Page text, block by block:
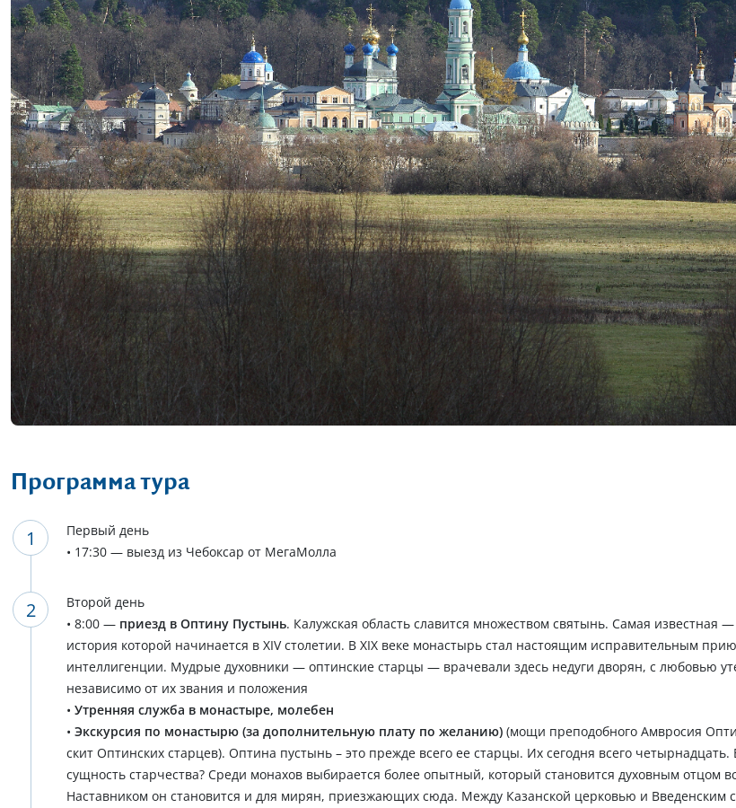
Программа тура
Первый день
• 17:30 — выезд из Чебоксар от МегаМолла
Второй день
• 8:00 — приезд в Оптину Пустынь. Калужская область славится множеством святынь. Самая известная
история которой начинается в XIV столетии. В XIX веке монастырь стал настоящим исправительным
интеллигенции. Мудрые духовники — оптинские старцы — врачевали здесь недуги дворян, с любовью
независимо от их звания и положения
• Утренняя служба в монастыре, молебен
• Экскурсия по монастырю (за дополнительную плату по желанию) (мощи преподобного Амвросия
скит Оптинских старцев). Оптина пустынь – это прежде всего ее старцы. Их сегодня всего
сущность старчества? Среди монахов выбирается более опытный, который становится духовным отцом
Наставником он становится и для мирян, приезжающих сюда. Между Казанской церковью и Введенским